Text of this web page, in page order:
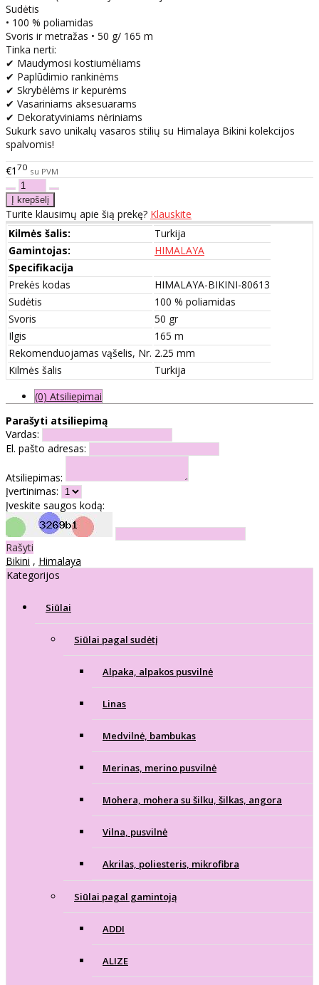
Sudėtis
• 100 % poliamidas
Svoris ir metražas • 50 g/ 165 m
Tinka nerti:
✔ Maudymosi kostiumėliams
✔ Paplūdimio rankinėms
✔ Skrybėlėms ir kepurėms
✔ Vasariniams aksesuarams
✔ Dekoratyviniams nėriniams
Sukurk savo unikalų vasaros stilių su Himalaya Bikini kolekcijos
spalvomis!
€1 70 su PVM
Turite klausimų apie šią prekę? Klauskite
Kilmės šalis:
Turkija
Gamintojas:
HIMALAYA
Specifikacija
Prekės kodas
HIMALAYA-BIKINI-80613
Sudėtis
100 % poliamidas
Svoris
50 gr
Ilgis
165 m
Rekomenduojamas vąšelis, Nr. 2.25 mm
Kilmės šalis
Turkija
(0) Atsiliepimai
Parašyti atsiliepimą
Vardas:
El. pašto adresas:
Atsiliepimas:
Įvertinimas:
Įveskite saugos kodą:
Rašyti
Bikini , Himalaya
Kategorijos
Siūlai
Siūlai pagal sudėtį
Alpaka, alpakos pusvilnė
Linas
Medvilnė, bambukas
Merinas, merino pusvilnė
Mohera, mohera su šilku, šilkas, angora
Vilna, pusvilnė
Akrilas, poliesteris, mikrofibra
Siūlai pagal gamintoją
ADDI
ALIZE